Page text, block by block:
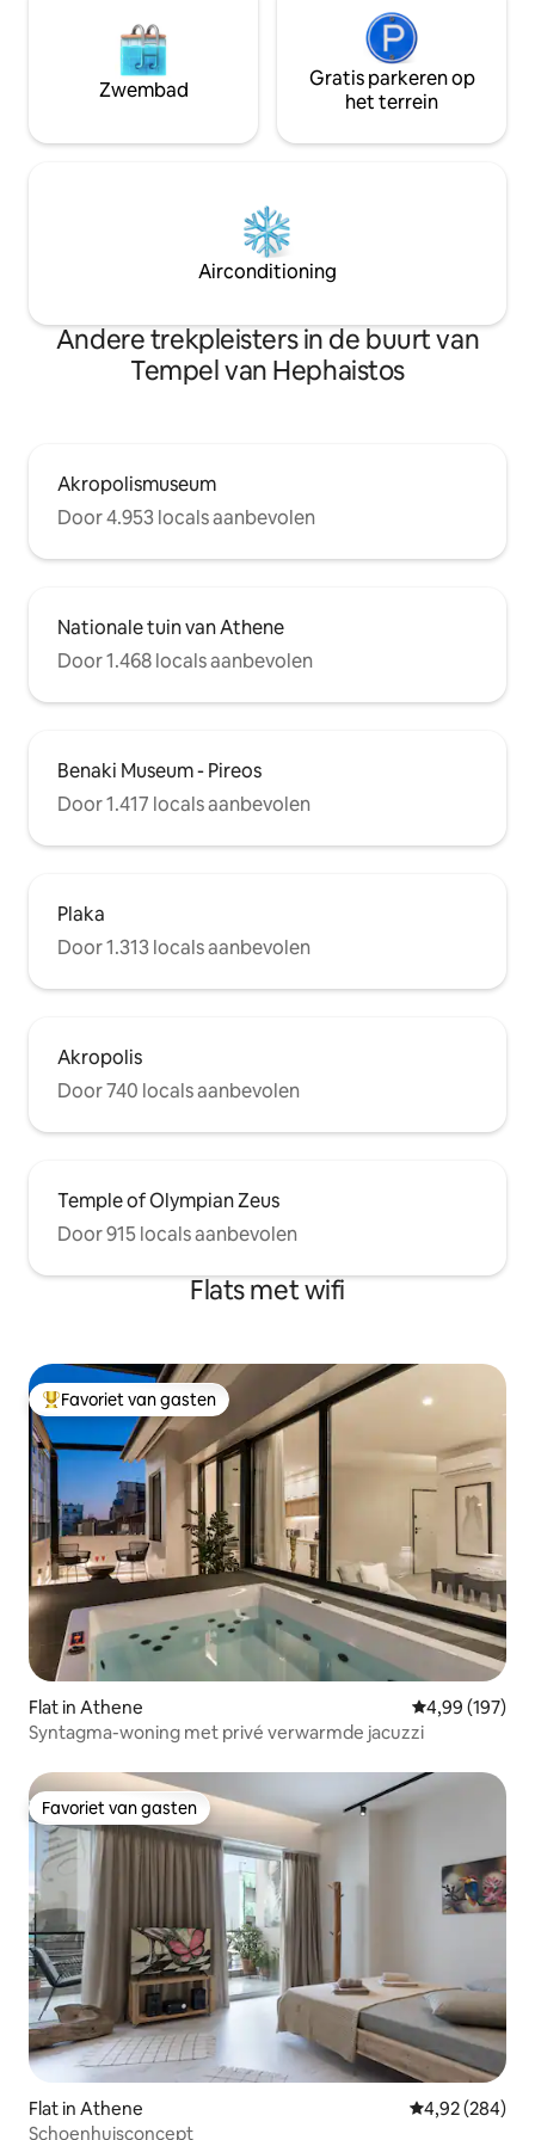
Zwembad
Gratis parkeren op
het terrein
Airconditioning
Andere trekpleisters in de buurt van
Tempel van Hephaistos
Akropolismuseum
Door 4.953 locals aanbevolen
Nationale tuin van Athene
Door 1.468 locals aanbevolen
Benaki Museum - Pireos
Door 1.417 locals aanbevolen
Plaka
Door 1.313 locals aanbevolen
Akropolis
Door 740 locals aanbevolen
Temple of Olympian Zeus
Door 915 locals aanbevolen
Flats met wifi
Topfavoriet van gasten
Favoriet van gasten
Flat in Athene Gemiddelde
4,99 (197)
Syntagma-woning met privé verwarmde jacuzzi
Favoriet van gasten
Favoriet van gasten
Flat in Athene Gemiddelde
4,92 (284)
Schoenhuisconcept